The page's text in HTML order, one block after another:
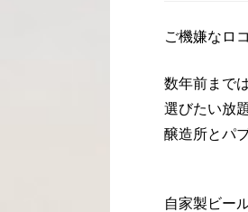
ご機嫌なロ
数年前まで
選びたい放
醸造所とパ
自家製ビー